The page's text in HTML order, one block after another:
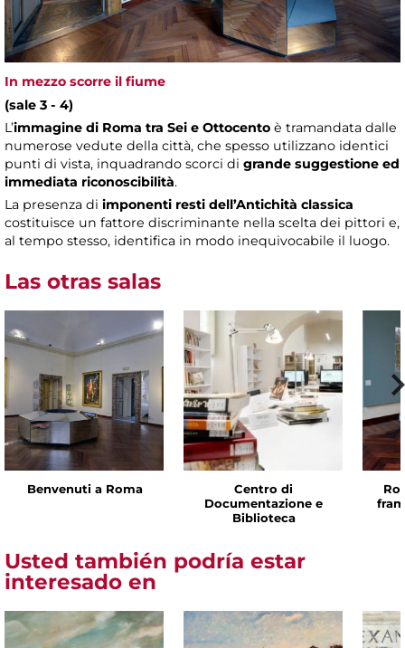
In mezzo scorre il fiume
(sale 3 - 4)
L’immagine di Roma tra Sei e Ottocento è tramandata dalle
numerose vedute della città, che spesso utilizzano identici
punti di vista, inquadrando scorci di grande suggestione ed
immediata riconoscibilità.
La presenza di imponenti resti dell’Antichità classica
costituisce un fattore discriminante nella scelta dei pittori e,
al tempo stesso, identifica in modo inequivocabile il luogo.
Las otras salas
Benvenuti a Roma
Centro di
Documentazione e
Biblioteca
Usted también podría estar
interesado en